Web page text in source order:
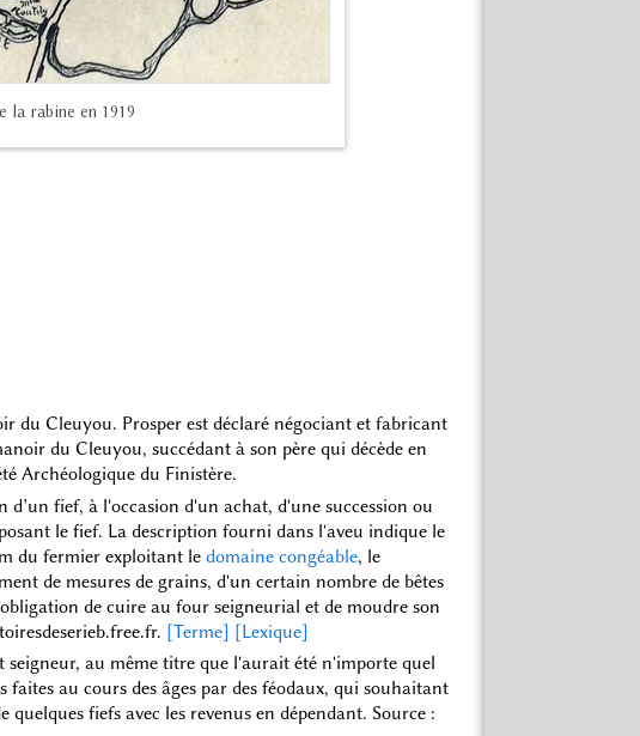
la rabine en 1919
du Cleuyou. Prosper est déclaré négociant et fabricant
du Cleuyou, succédant à son père qui décède en
Archéologique du Finistère.
d’un fief, à l'occasion d'un achat, d'une succession ou
le fief. La description fourni dans l'aveu indique le
du fermier exploitant le domaine congéable, le
de mesures de grains, d'un certain nombre de bêtes
obligation de cuire au four seigneurial et de moudre son
[Terme] [Lexique]
au même titre que l'aurait été n'importe quel
au cours des âges par des féodaux, qui souhaitant
fiefs avec les revenus en dépendant. Source :